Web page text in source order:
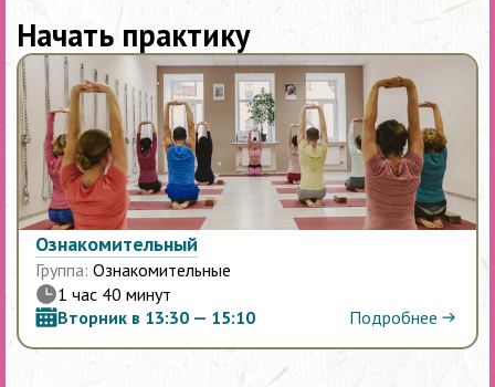
Начать практику
Ознакомительный
Группа: Ознакомительные
1 час 40 минут
Вторник в 13:30 — 15:10
Подробнее